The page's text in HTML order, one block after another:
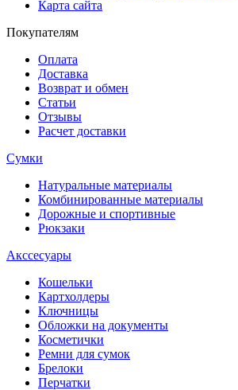
Карта сайта
Покупателям
Оплата
Доставка
Возврат и обмен
Статьи
Отзывы
Расчет доставки
Сумки
Натуральные материалы
Комбинированные материалы
Дорожные и спортивные
Рюкзаки
Акссесуары
Кошельки
Картхолдеры
Ключницы
Обложки на документы
Косметички
Ремни для сумок
Брелоки
Перчатки